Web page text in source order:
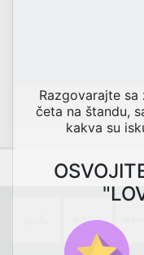
Razgovarajte
četa na štandu,
kakva su